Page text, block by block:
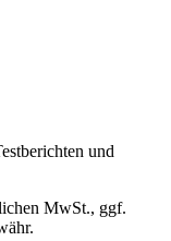
und
MwSt., ggf.